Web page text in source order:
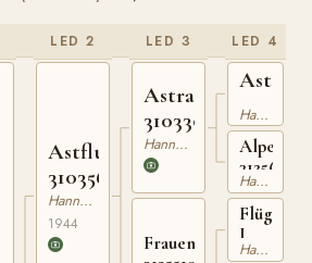
LED 2
Astflug
310356444
Hannoveranare
1944
LED 3
Astral
310330339
Hannoveranare
Frauenwürde
LED 4
Ast
Hannoveranare
312567234
Hannoveranare
I
Hannoveranare